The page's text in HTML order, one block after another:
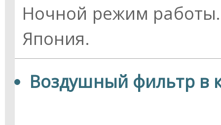
Ночной режим
Япония.
Воздушный фильтр в